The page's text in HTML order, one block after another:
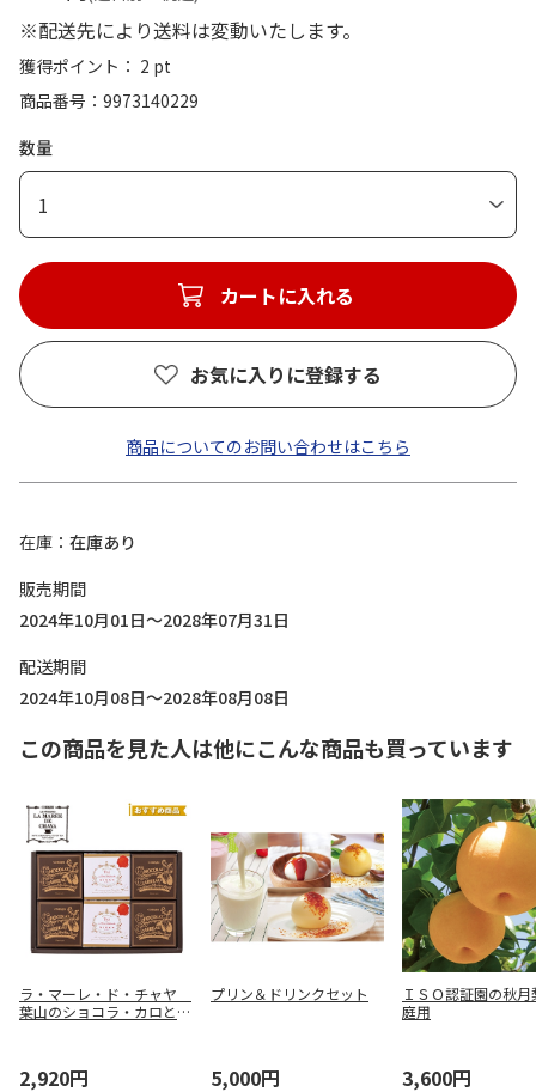
※配送先により送料は変動いたします。
獲得ポイント： 2 pt
商品番号
9973140229
数量
1
カートに入れる
お気に入りに登録する
商品についてのお問い合わせはこちら
在庫
在庫あり
販売期間
2024年10月01日～2028年07月31日
配送期間
2024年10月08日～2028年08月08日
この商品を見た人は他にこんな商品も買っています
ラ・マーレ・ド・チャヤ
葉山のショコラ・カロと紅
2,920円
プリン＆ドリンクセット
5,000円
ＩＳＯ認証園の秋
庭用
3,600円